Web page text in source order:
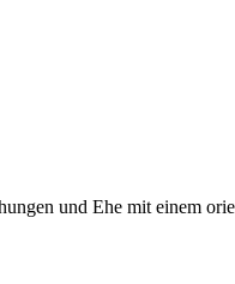
und Ehe mit einem